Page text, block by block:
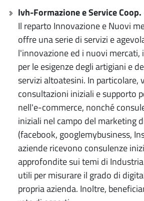
lvh-Formazione e Service Coop.
Il reparto Innovazione e Nuovi
offre una serie di servizi e
l'innovazione ed i nuovi mercati,
per le esigenze degli artigiani e
servizi altoatesini. In particolare,
consultazioni iniziali e supporto
nell'e-commerce, nonché
iniziali nel campo del marketing
(facebook, googlemybusiness,
aziende ricevono consulenze
approfondite sui temi di
utili per misurare il grado di
propria azienda. Inoltre,